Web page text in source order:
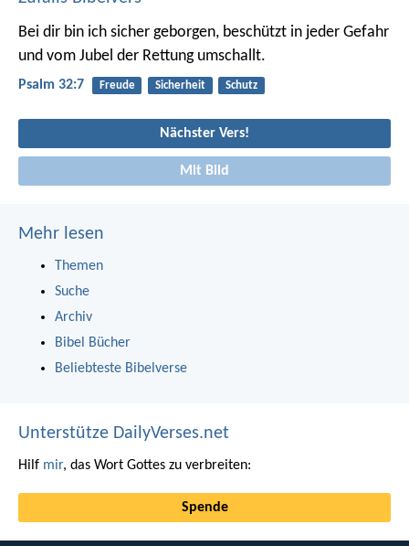
Bei dir bin ich sicher geborgen, beschützt in jeder Gefahr
und vom Jubel der Rettung umschallt.
Psalm 32:7 Freude Sicherheit Schutz
Nächster Vers!
Mit Bild
Mehr lesen
Themen
Suche
Archiv
Bibel Bücher
Beliebteste Bibelverse
Unterstütze DailyVerses.net
Hilf mir, das Wort Gottes zu verbreiten:
Spende